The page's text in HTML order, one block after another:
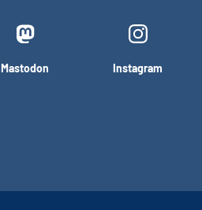
Mastodon Instagram